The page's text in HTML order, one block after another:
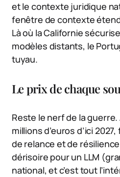
et le contexte juridique
fenêtre de contexte
Là où la Californie
modèles distants, le
tuyau.
Le prix de chaque
Reste le nerf de la
millions d’euros d’ici
de relance et de
dérisoire pour un LLM
national, et c’est tout